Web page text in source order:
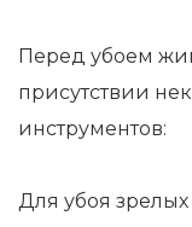
Перед убоем
присутствии
инструментов:
Для убоя